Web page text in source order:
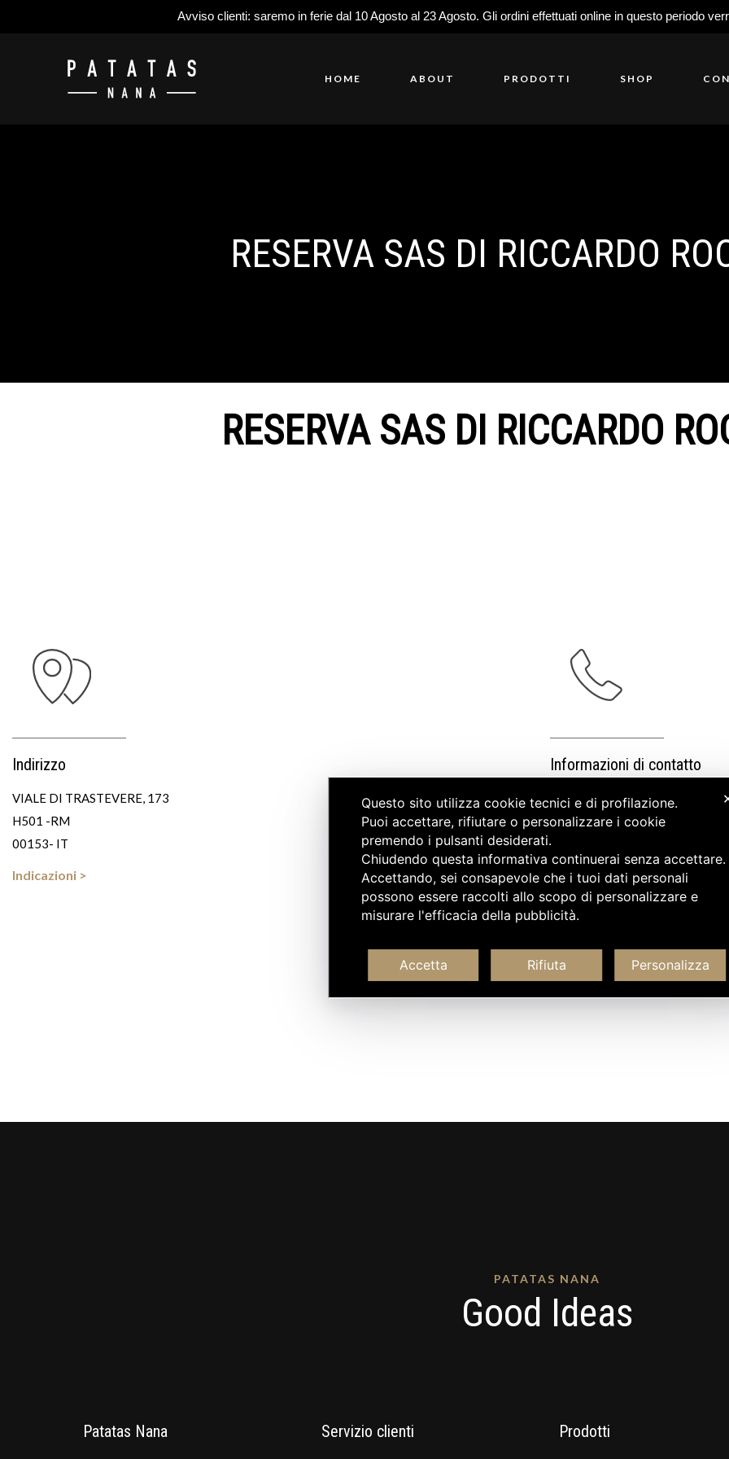
Avviso clienti: saremo in ferie dal 10 Agosto al 23 Agosto. Gli ordini effettuati online in questo periodo
HOME ABOUT PRODOTTI SHOP
RESERVA SAS DI RICCARDO
RESERVA SAS DI RICCARDO
Indirizzo
VIALE DI TRASTEVERE, 173
H501 -RM
00153- IT
Indicazioni >
Informazioni di contatto
Questo sito utilizza cookie tecnici e di profilazione.
Puoi accettare, rifiutare o personalizzare i cookie
premendo i pulsanti desiderati.
Chiudendo questa informativa continuerai senza
Accettando, sei consapevole che i tuoi dati personali
possono essere raccolti allo scopo di personalizzare e
misurare l'efficacia della pubblicità.
Accetta Rifiuta Personalizza
PATATAS NANA
Good Ideas
Patatas Nana Servizio clienti Prodotti